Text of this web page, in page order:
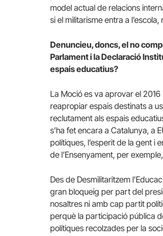
model actual de relacions
si el militarisme entra a
Denuncieu, doncs, el no
Parlament i la Declaració
espais educatius?
La Moció es va aprovar el
reapropiar espais destinats a
reclutament als espais
s’ha fet encara a Catalunya, a
polítiques, l’esperit de la gent i
de l’Ensenyament, per
Des de Desmilitaritzem
gran bloqueig per part del
nosaltres ni amb cap partit
perquè la participació pública
polítiques recolzades per la